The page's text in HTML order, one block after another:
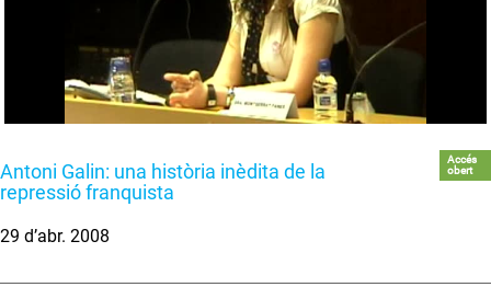
Antoni Galin: una història inèdita de la
repressió franquista
Accés
obert
29 d’abr. 2008